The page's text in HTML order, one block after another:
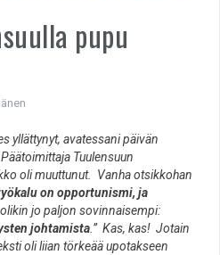
pupu
yllättynyt, avatessani päivän
Tuulensuun
oli muuttunut. Vanha otsikkohan
on opportunismi, ja
olikin jo paljon sovinnaisempi:
johtamista .” Kas, kas! Jotain
oli liian törkeää upotakseen